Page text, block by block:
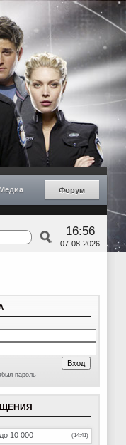
Медиа Форум
16:56
07-08-2026
пароль
10 000 (14:41)